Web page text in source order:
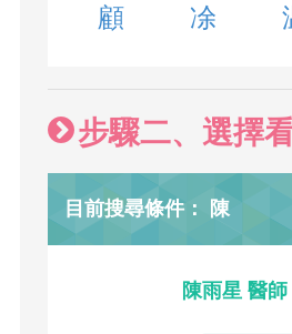
顧 凃
步驟二、選擇
目前搜尋條件： 陳
陳雨星 醫師